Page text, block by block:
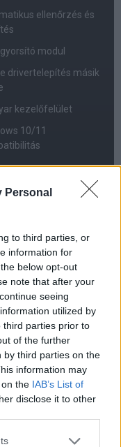
Personal
to third parties, or
information for
below opt-out
note that after your
seeing
utilized by
third parties prior to
of the further
by third parties on the
information may
the IAB’s List of
disclose it to other
or more Google
ellenőrzés és
modul
drivertelepítés másik
kezelőfelület
10/11
(például OpenAL,